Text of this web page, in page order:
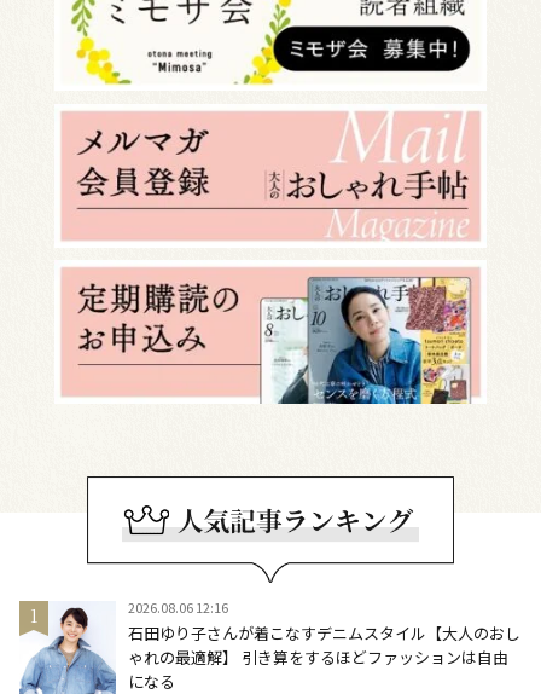
2026.08.06 12:16
石田ゆり子さんが着こなすデニムスタイル【大人のおし
ゃれの最適解】 引き算をするほどファッションは自由
になる